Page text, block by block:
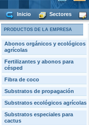
Inicio Sectores
PRODUCTOS DE LA EMPRESA
Abonos orgánicos y ecológicos
agrícolas
Fertilizantes y abonos para
césped
Fibra de coco
Substratos de propagación
Substratos ecológicos agrícolas
Substratos especiales para
cactus